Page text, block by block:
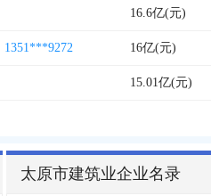
16.6亿(元)
1351***9272 16亿(元)
15.01亿(元)
太原市建筑业企业名录